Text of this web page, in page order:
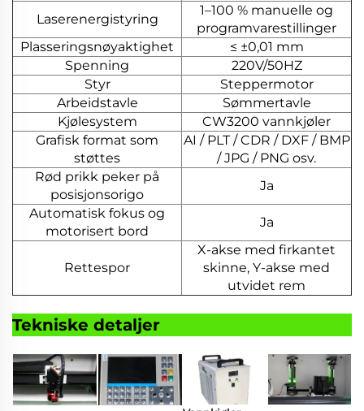
Laserenergistyring
1–100 % manuelle og
programvarestillinger
Plasseringsnøyaktighet
≤ ±0,01 mm
Spenning
220V/50HZ
Styr
Steppermotor
Arbeidstavle
Sømmertavle
Kjølesystem
CW3200 vannkjøler
Grafisk format som
støttes
AI / PLT / CDR / DXF / BMP
/ JPG / PNG osv.
Rød prikk peker på
posisjonsorigo
Ja
Automatisk fokus og
motorisert bord
Ja
Rettespor
X-akse med firkantet
skinne, Y-akse med
utvidet rem
Tekniske detaljer